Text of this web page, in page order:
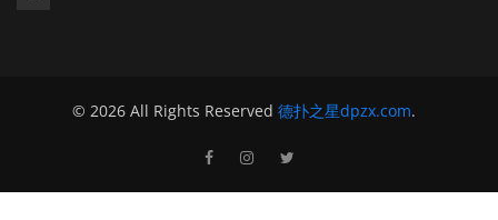
© 2026 All Rights Reserved 德扑之星dpzx.com.